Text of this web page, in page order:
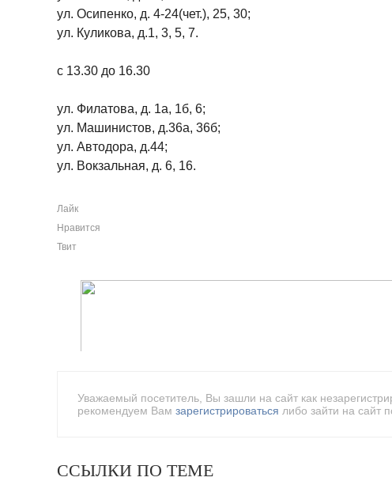
ул. Осипенко, д. 4-24(чет.), 25, 30;
ул. Куликова, д.1, 3, 5, 7.
с 13.30 до 16.30
ул. Филатова, д. 1а, 1б, 6;
ул. Машинистов, д.36а, 36б;
ул. Автодора, д.44;
ул. Вокзальная, д. 6, 16.
Лайк
Нравится
Твит
Уважаемый посетитель, Вы зашли на сайт как
рекомендуем Вам зарегистрироваться либо зайти на сайт
ССЫЛКИ ПО ТЕМЕ